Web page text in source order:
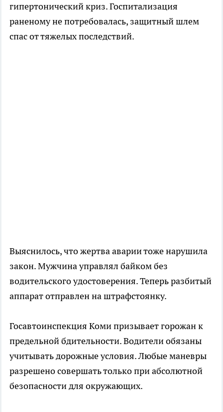
гипертонический криз. Госпитализация
раненому не потребовалась, защитный шлем
спас от тяжелых последствий.
Выяснилось, что жертва аварии тоже нарушила
закон. Мужчина управлял байком без
водительского удостоверения. Теперь разбитый
аппарат отправлен на штрафстоянку.
Госавтоинспекция Коми призывает горожан к
предельной бдительности. Водители обязаны
учитывать дорожные условия. Любые маневры
разрешено совершать только при абсолютной
безопасности для окружающих.